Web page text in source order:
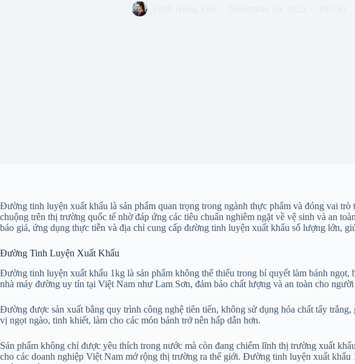
Đường tinh luyện xuất khẩu là sản phẩm quan trọng trong ngành thực phẩm và đóng vai
chuộng trên thị trường quốc tế nhờ đáp ứng các tiêu chuẩn nghiêm ngặt về vệ sinh và an
báo giá, ứng dụng thực tiễn và địa chỉ cung cấp đường tinh luyện xuất khẩu số lượng lớn,
Đường Tinh Luyện Xuất Khẩu
Đường tinh luyện xuất khẩu 1kg là sản phẩm không thể thiếu trong bí quyết làm bánh
nhà máy đường uy tín tại Việt Nam như Lam Sơn, đảm bảo chất lượng và an toàn cho
Đường được sản xuất bằng quy trình công nghệ tiên tiến, không sử dụng hóa chất tẩy
vị ngọt ngào, tinh khiết, làm cho các món bánh trở nên hấp dẫn hơn.
Sản phẩm không chỉ được yêu thích trong nước mà còn đang chiếm lĩnh thị trường xuất
cho các doanh nghiệp Việt Nam mở rộng thị trường ra thế giới. Đường tinh luyện xuất